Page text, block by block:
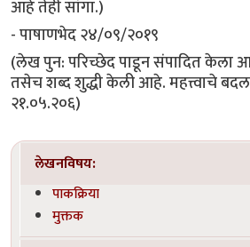
आहे तेही सांगा.)
- पाषाणभेद २४/०९/२०१९
(लेख पुन: परिच्छेद पाडून संपादित केला
तसेच शब्द शुद्धी केली आहे. महत्त्वाचे बदल
२१.०५.२०६)
लेखनविषय:
पाकक्रिया
मुक्तक